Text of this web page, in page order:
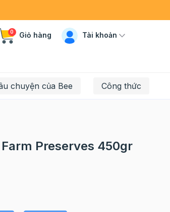
0 Giỏ hàng Tài khoản
chuyện của Bee Công thức
Preserves 450gr